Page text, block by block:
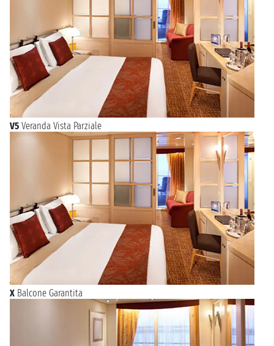
V5 Veranda Vista Parziale
X Balcone Garantita